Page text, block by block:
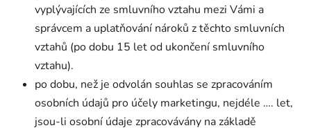
vyplývajících ze smluvního vztahu mezi Vámi a
správcem a uplatňování nároků z těchto smluvních
vztahů (po dobu 15 let od ukončení smluvního
vztahu).
po dobu, než je odvolán souhlas se zpracováním
osobních údajů pro účely marketingu, nejdéle …. let,
jsou-li osobní údaje zpracovávány na základě